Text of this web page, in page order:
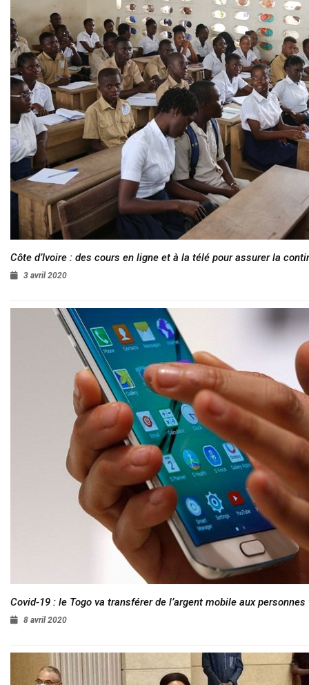
Côte d’Ivoire : des cours en ligne et à la télé pour assurer la
3 avril 2020
Covid-19 : le Togo va transférer de l’argent mobile aux
8 avril 2020